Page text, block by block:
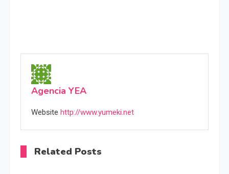
Agencia YEA
Website http://www.yumeki.net
Related Posts